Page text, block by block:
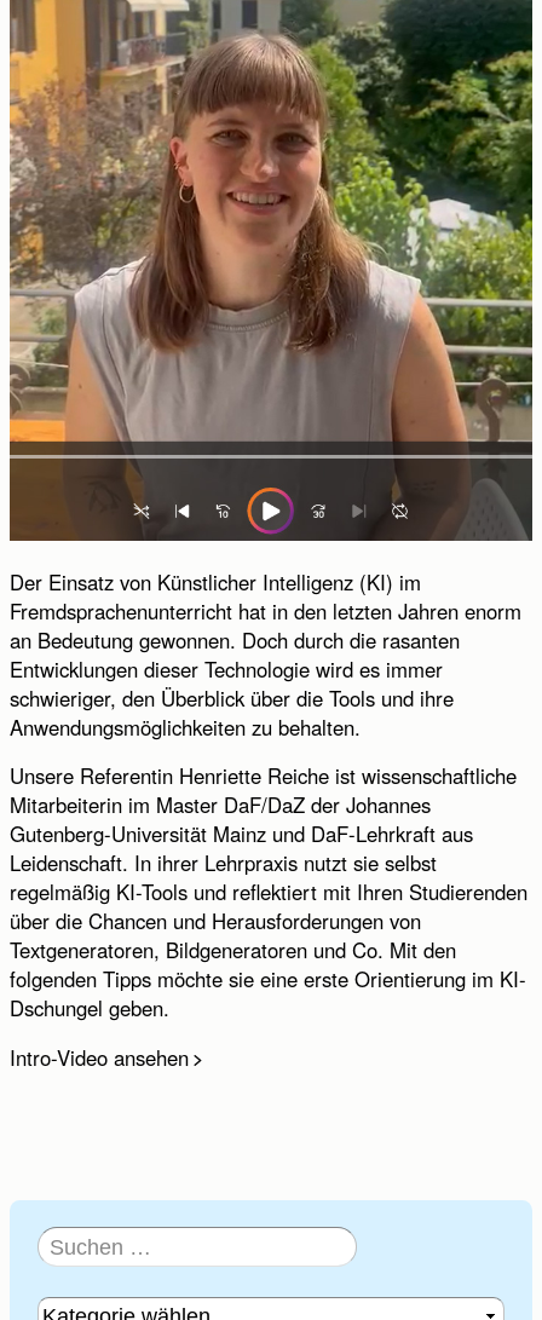
Der Einsatz von Künstlicher Intelligenz (KI) im
Fremdsprachenunterricht hat in den letzten Jahren enorm
an Bedeutung gewonnen. Doch durch die rasanten
Entwicklungen dieser Technologie wird es immer
schwieriger, den Überblick über die Tools und ihre
Anwendungsmöglichkeiten zu behalten.
Unsere Referentin Henriette Reiche ist wissenschaftliche
Mitarbeiterin im Master DaF/DaZ der Johannes
Gutenberg-Universität Mainz und DaF-Lehrkraft aus
Leidenschaft. In ihrer Lehrpraxis nutzt sie selbst
regelmäßig KI-Tools und reflektiert mit Ihren Studierenden
über die Chancen und Herausforderungen von
Textgeneratoren, Bildgeneratoren und Co. Mit den
folgenden Tipps möchte sie eine erste Orientierung im KI-
Dschungel geben.
Intro-Video ansehen
Nachname:
E-Mail-Adresse:
E-Mail wiederholen:
Telefon:
Bitte rufen Sie mich zurück. (Der Rückruf erfolgt
innerhalb unserer Servicezeiten.)
Ihre Anfrage:
Absenden Abbrechen